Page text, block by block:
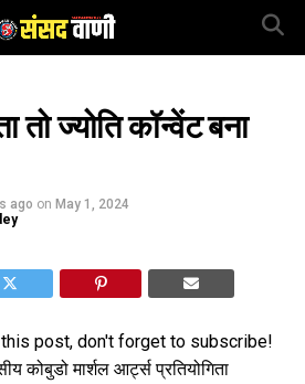
तो ज्योति कॉन्वेंट बना
ago on May 1, 2024
post, don't forget to subscribe!
कोबुडो मार्शल आर्ट्स प्रतियोगिता